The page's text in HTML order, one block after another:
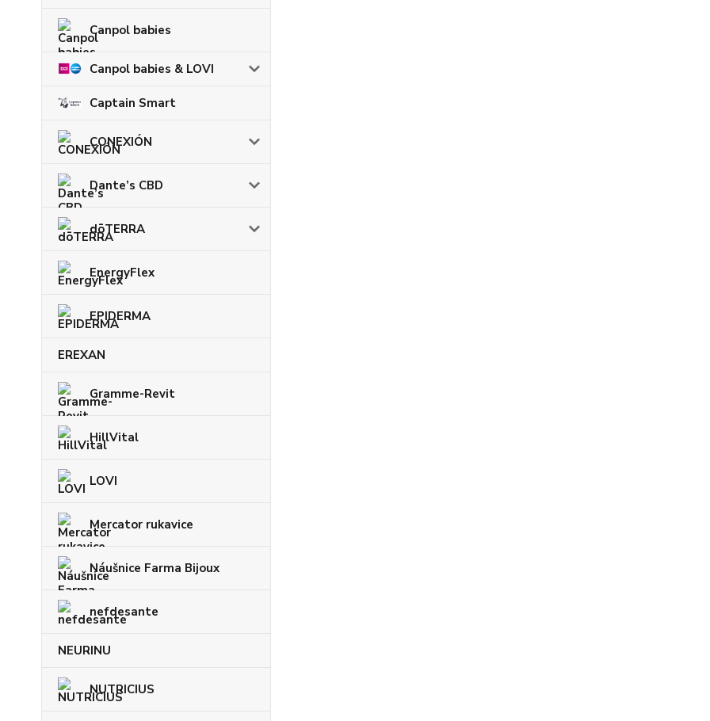
Canpol babies
Canpol babies & LOVI
Captain Smart
CONEXIÓN
Dante’s CBD
dōTERRA
EnergyFlex
EPIDERMA
EREXAN
Gramme-Revit
HillVital
LOVI
Mercator rukavice
Náušnice Farma Bijoux
nefdesante
NEURINU
NUTRICIUS